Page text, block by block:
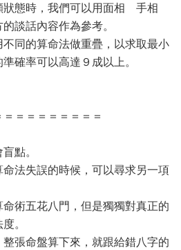
狀態時，我們可以用面相 手相
談話內容作為參考。
同的算命法做重疊，以求取最小
確率可以高達９成以上。
＝＝＝＝＝＝＝＝
點。
法失誤的時候，可以尋求另一項
術五花八門，但是獨獨對真正的
。
張命盤算下來，就跟給錯八字的